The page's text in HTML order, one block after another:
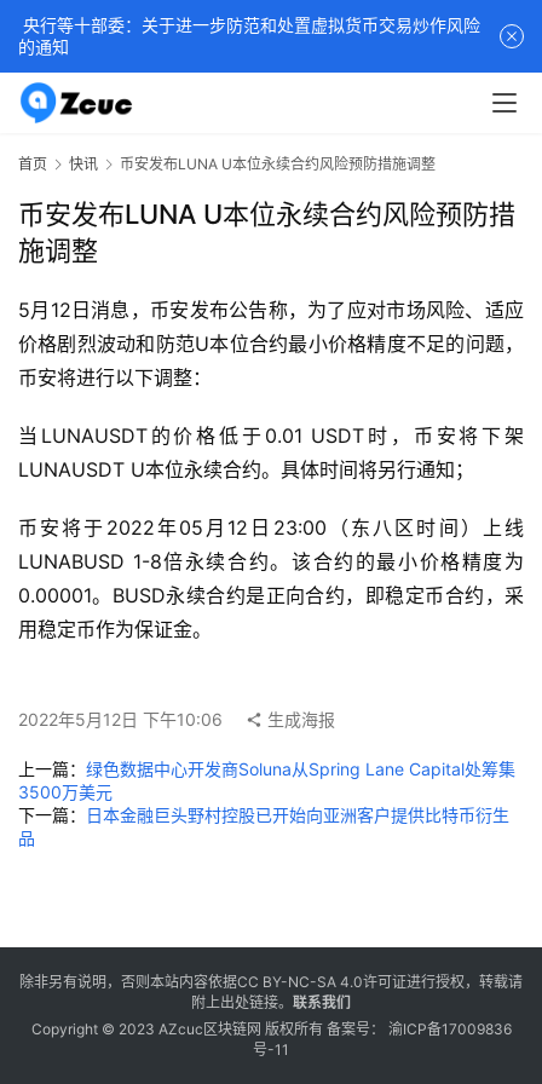
首页 快讯 币安发布LUNA U本位永续合约风险预防措施调整
币安发布LUNA U本位永续合约风险预防措
施调整
5月12日消息，币安发布公告称，为了应对市场风险、适应
价格剧烈波动和防范U本位合约最小价格精度不足的问题，
币安将进行以下调整：
当LUNAUSDT的价格低于0.01 USDT时，币安将下架
LUNAUSDT U本位永续合约。具体时间将另行通知；
币安将于2022年05月12日23:00（东八区时间）上线
LUNABUSD 1-8倍永续合约。该合约的最小价格精度为
0.00001。BUSD永续合约是正向合约，即稳定币合约，采
用稳定币作为保证金。
2022年5月12日 下午10:06 生成海报
上一篇： 绿色数据中心开发商Soluna从Spring Lane Capital处筹集
3500万美元
下一篇：
日本金融巨头野村控股已开始向亚洲客户提供比特币衍生
品
除非另有说明，否则本站内容依据CC BY-NC-SA 4.0许可证进行授权，转载请
附上出处链接。 联系我们
Copyright © 2023 AZcuc区块链网 版权所有 备案号： 渝ICP备17009836
号-11
央行等十部委：关于进一步防范和处置虚拟货币交易炒作风险
的通知